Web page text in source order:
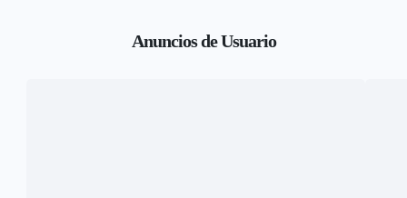
Anuncios de Usuario